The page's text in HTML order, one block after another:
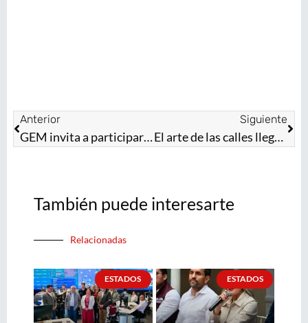
Anterior
GEM invita a participar en la segunda fase del Sistema Anticipado de Inscripción y Distribución para preescolar, primaria y secundaria
Siguiente
El arte de las calles llega al EdoMéx con el concurso de Mural y Grafiti
También puede interesarte
Relacionadas
ESTADOS ESTADOS